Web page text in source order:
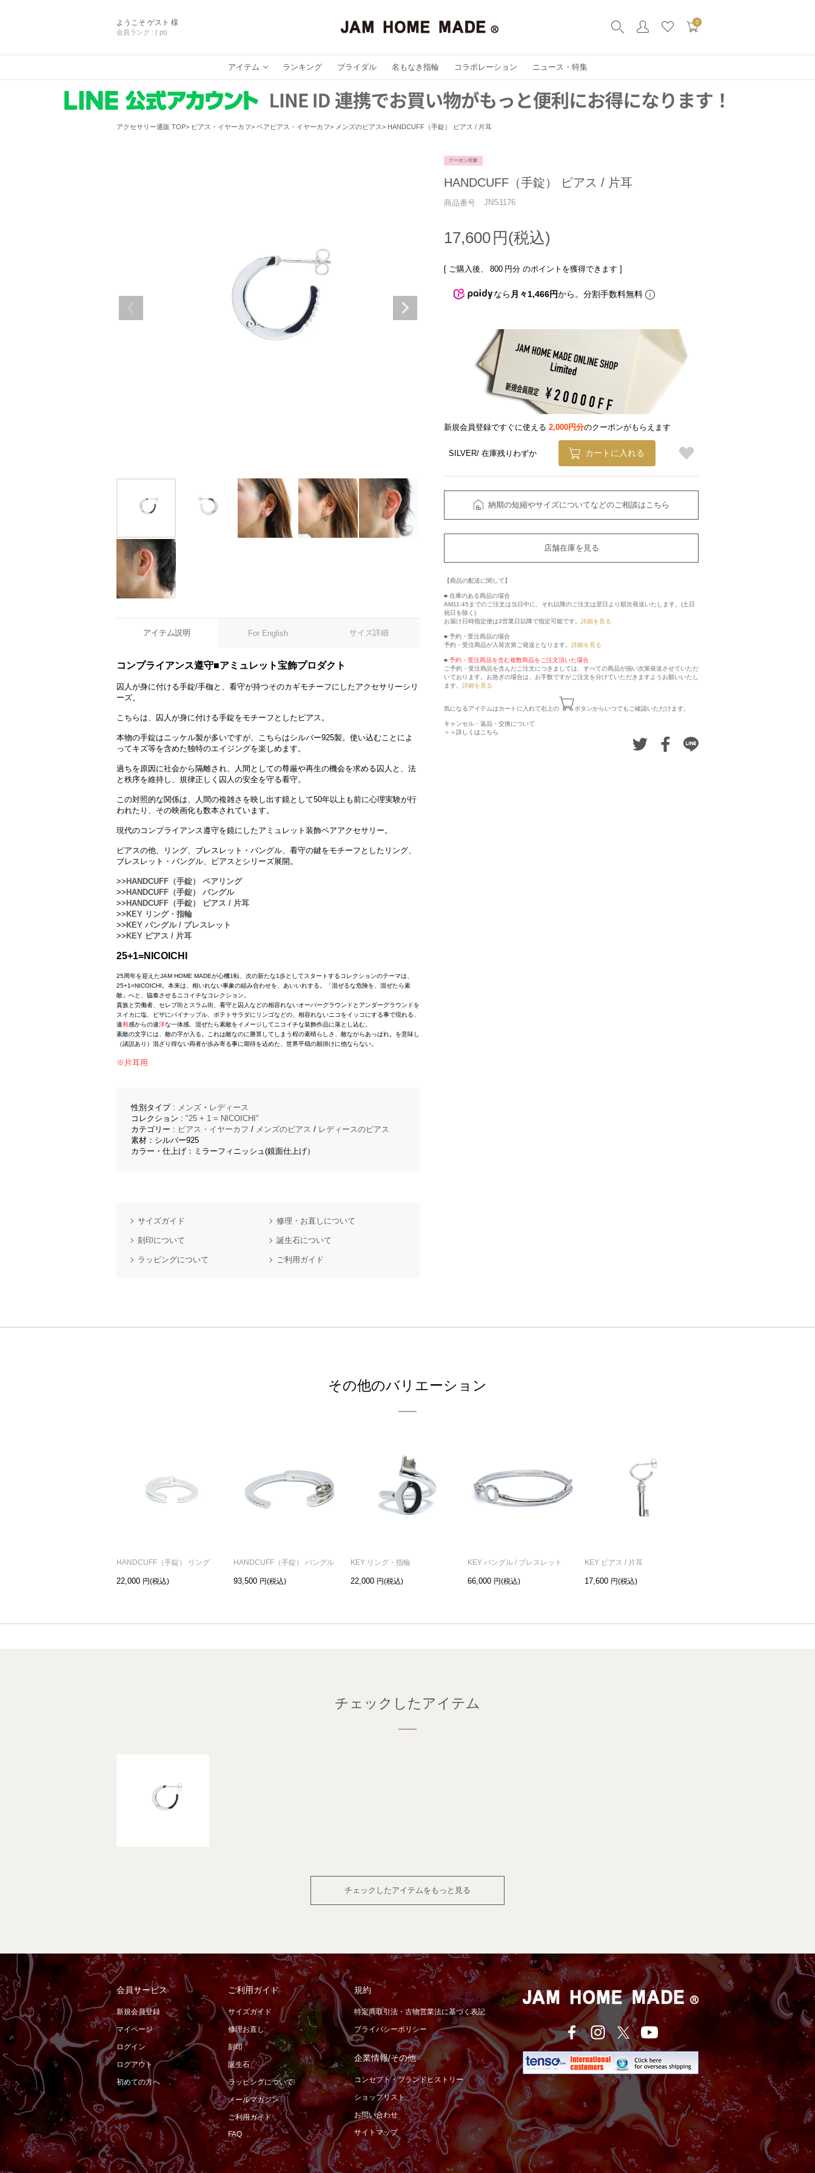
ようこそ ゲスト 様
会員ランク : ( pt)
0
アイテム ランキング ブライダル 名もなき指輪 コラボレーション ニュース・特集
アクセサリー通販 TOP ピアス・イヤーカフ ペアピアス・イヤーカフ メンズのピアス HANDCUFF（手錠） ピアス / 片耳
アイテム説明 For English サイズ詳細
コンプライアンス遵守■アミュレット宝飾プロダクト
囚人が身に付ける手錠/手枷と、看守が持つそのカギモチーフにしたアクセサリーシリ
ーズ。
こちらは、囚人が身に付ける手錠をモチーフとしたピアス。
本物の手錠はニッケル製が多いですが、こちらはシルバー925製。使い込むことによ
ってキズ等を含めた独特のエイジングを楽しめます。
過ちを原因に社会から隔離され、人間としての尊厳や再生の機会を求める囚人と、法
と秩序を維持し、規律正しく囚人の安全を守る看守。
この対照的な関係は、人間の複雑さを映し出す鏡として50年以上も前に心理実験が行
われたり、その映画化も数本されています。
現代のコンプライアンス遵守を鏡にしたアミュレット装飾ペアアクセサリー。
ピアスの他、リング、ブレスレット・バングル、看守の鍵をモチーフとしたリング、
ブレスレット・バングル、ピアスとシリーズ展開。
>> HANDCUFF（手錠） ペアリング
>> HANDCUFF（手錠） バングル
>> HANDCUFF（手錠） ピアス / 片耳
>> KEY リング・指輪
>> KEY バングル / ブレスレット
>> KEY ピアス / 片耳
25+1=NICOICHI
25周年を迎えたJAM HOME MADEが心機1転、次の新たな1歩としてスタートするコレクションのテーマは、
25+1=NICOICHI。本来は、相いれない事象の組み合わせを、あいいれする。「混ぜるな危険を、混ぜたら素
敵」へと、協奏させるニコイチなコレクション。
貴族と労働者、セレブ街とスラム街、看守と囚人などの相容れないオーバーグラウンドとアンダーグラウンドを
スイカに塩、ピザにパイナップル、ポテトサラダにリンゴなどの、相容れないニコをイッコにする事で現れる、
違和感からの違洋な一体感、混ぜたら素敵をイメージしてニコイチな装飾作品に落とし込む。
素敵の文字には、敵の字が入る。これは敵なのに勝算してしまう程の素晴らしさ、敵ながらあっぱれ。を意味し
（諸説あり）混ざり得ない両者が歩み寄る事に期待を込めた、世界平穏の願掛けに他ならない。
※片耳用
性別タイプ : メンズ ・ レディース
コレクション : "25 + 1 = NICOICHI"
カテゴリー : ピアス・イヤーカフ / メンズのピアス / レディースのピアス
素材：シルバー925
カラー・仕上げ：ミラーフィニッシュ(鏡面仕上げ）
サイズガイド 修理・お直しについて
刻印について 誕生石について
ラッピングについて ご利用ガイド
クーポン対象
HANDCUFF（手錠） ピアス / 片耳
商品番号 JNS1176
17,600
[ ご購入後、 800 円分 のポイントを獲得できます ]
なら 月々1,466円から。分割手数料無料
新規会員登録ですぐに使える 2,000円分のクーポンがもらえます
SILVER 在庫残りわずか カートに入れる
納期の短縮やサイズについてなどのご相談はこちら
店舗在庫を見る
【商品の配送に関して】
■ 在庫のある商品の場合
AM11:45までのご注文は当日中に、それ以降のご注文は翌日より順次発送いたします。(土日
祝日を除く)
お届け日時指定便は3営業日以降で指定可能です。 詳細を見る
■ 予約・受注商品の場合
予約・受注商品が入荷次第ご発送となります。 詳細を見る
■ 予約・受注商品を含む複数商品をご注文頂いた場合
ご予約・受注商品を含んだご注文につきましては、すべての商品が揃い次第発送させていただ
いております。お急ぎの場合は、お手数ですがご注文を分けていただきますようお願いいたし
ます。 詳細を見る
気になるアイテムはカートに入れて右上の ボタンからいつでもご確認いただけます。
キャンセル・返品・交換について
＞＞詳しくはこちら
その他のバリエーション
HANDCUFF（手錠） リング
22,000
HANDCUFF（手錠） バングル
93,500
KEY リング・指輪
22,000
KEY バングル / ブレスレット
66,000
KEY ピアス / 片耳
17,600
チェックしたアイテム
チェックしたアイテムをもっと見る
会員サービス
新規会員登録
マイページ
ログイン
ログアウト
初めての方へ
ご利用ガイド
サイズガイド
修理お直し
刻印
誕生石
ラッピングについて
メールマガジン
ご利用ガイド
FAQ
規約
特定商取引法・古物営業法に基づく表記
プライバシーポリシー
企業情報/その他
コンセプト・ブランドヒストリー
ショップリスト
お問い合わせ
サイトマップ